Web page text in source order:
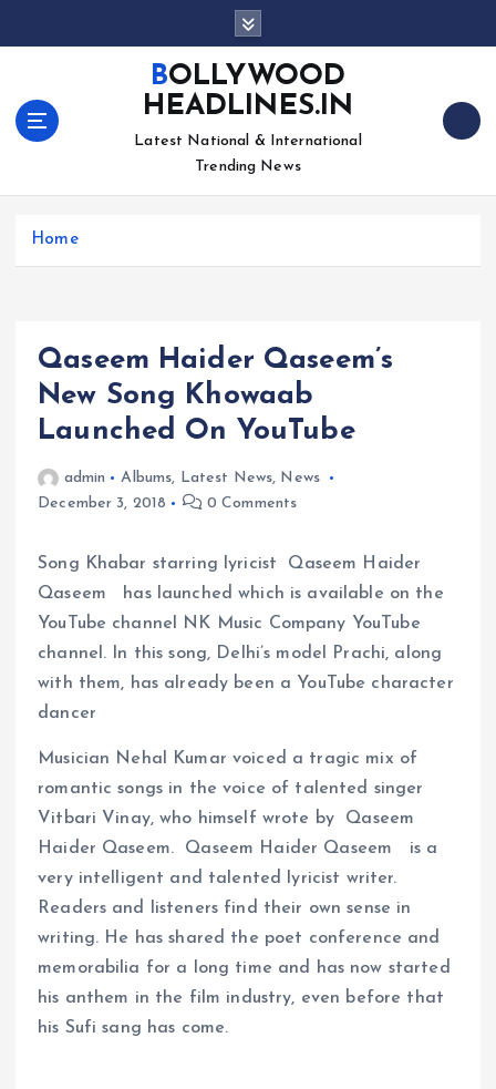
BOLLYWOOD
HEADLINES.IN
Latest National & International
Trending News
Home
Qaseem Haider Qaseem’s
New Song Khowaab
Launched On YouTube
admin Albums, Latest News, News
December 3, 2018
0 Comments
Song Khabar starring lyricist Qaseem Haider
Qaseem has launched which is available on the
YouTube channel NK Music Company YouTube
channel. In this song, Delhi’s model Prachi, along
with them, has already been a YouTube character
dancer
Musician Nehal Kumar voiced a tragic mix of
romantic songs in the voice of talented singer
Vitbari Vinay, who himself wrote by Qaseem
Haider Qaseem. Qaseem Haider Qaseem is a
very intelligent and talented lyricist writer.
Readers and listeners find their own sense in
writing. He has shared the poet conference and
memorabilia for a long time and has now started
his anthem in the film industry, even before that
his Sufi sang has come.